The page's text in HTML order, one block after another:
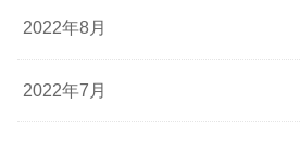
2022年8月
2022年7月